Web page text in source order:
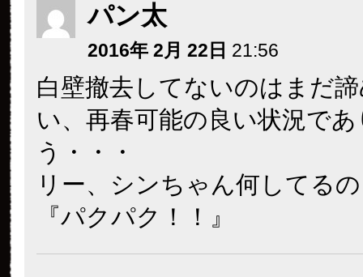
パン太
2016年 2月 22日 21:56
白壁撤去してないのはまだ
い、再春可能の良い状況で
う・・・
リー、シンちゃん何してる
『パクパク！！』